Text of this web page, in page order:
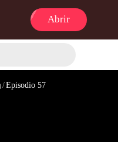
Abrir
/Episodio 57